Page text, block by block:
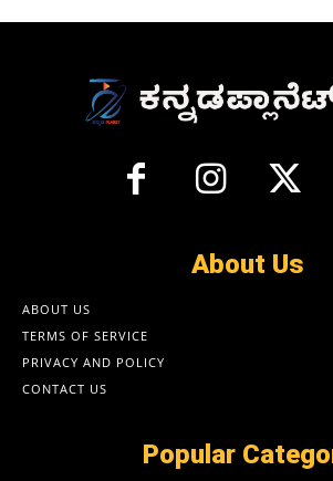
About Us
ABOUT US
TERMS OF SERVICE
PRIVACY AND POLICY
CONTACT US
Popular